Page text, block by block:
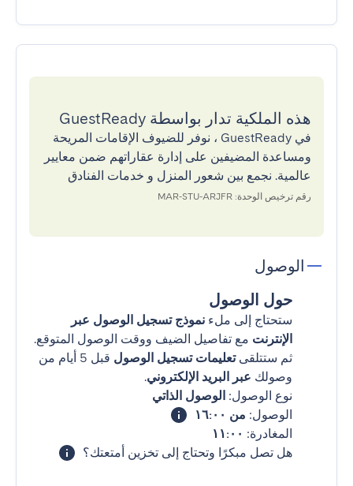
هذه الملكية تدار بواسطة GuestReady
في GuestReady ، نوفر للضيوف الإقامات المريحة
ومساعدة المضيفين على إدارة عقاراتهم ضمن معايير
عالمية. نجمع بين شعور المنزل و خدمات الفنادق
رقم ترخيص الوحدة: MAR-STU-ARJFR
الوصول
حول الوصول
ستحتاج إلى ملء نموذج تسجيل الوصول عبر
الإنترنت مع تفاصيل الضيف ووقت الوصول المتوقع.
ثم ستتلقىتعليمات تسجيل الوصول
قبل 5 أيام من
وصولك عبر البريد الإلكتروني.
نوع الوصول: الوصول الذاتي
الوصول: من ١٦:٠٠
المغادرة: ١١:٠٠
هل تصل مبكرًا وتحتاج إلى تخزين أمتعتك؟